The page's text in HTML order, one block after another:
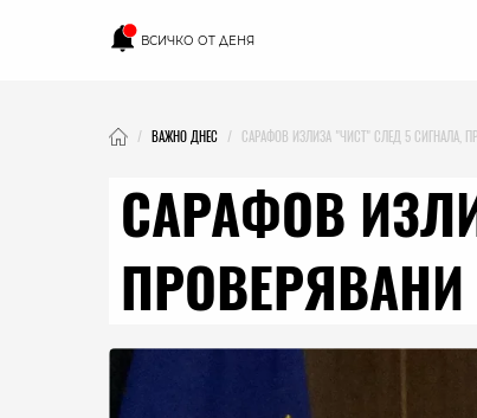
ВСИЧКО ОТ ДЕНЯ
ВАЖНО ДНЕС САРАФОВ ИЗЛИЗА "ЧИСТ" СЛЕД 5 СИГНАЛА,
САРАФОВ